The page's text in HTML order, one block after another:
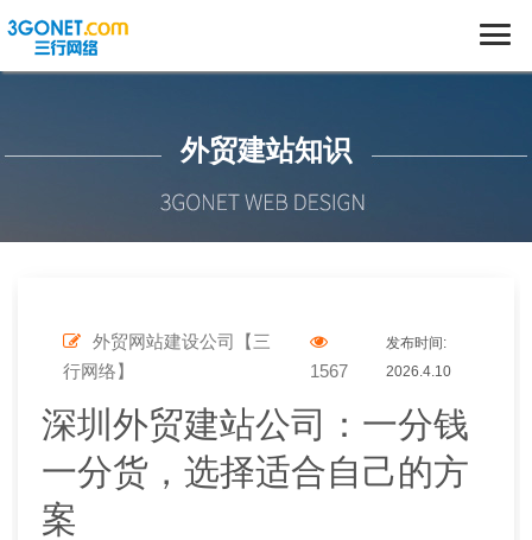
外贸建站知识
外贸网站建设公司【三
行网络】
1567
发布时间:
2026.4.10
深圳外贸建站公司：一分钱
一分货，选择适合自己的方
案